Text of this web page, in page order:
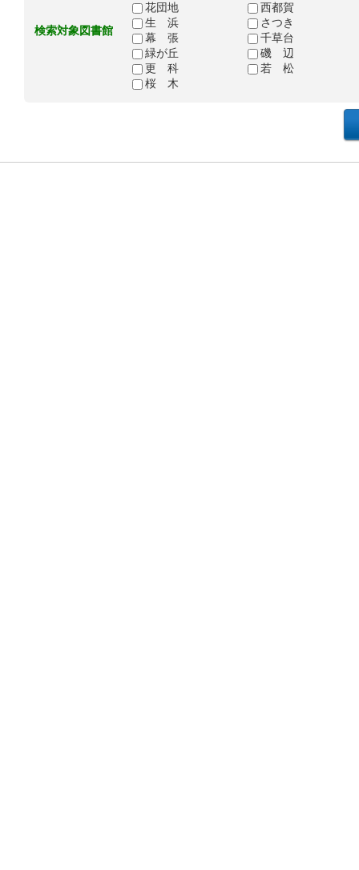
検索対象図書館
花団地
西都賀
生 浜
さつき
幕 張
千草台
緑が丘
磯 辺
更 科
若 松
桜 木